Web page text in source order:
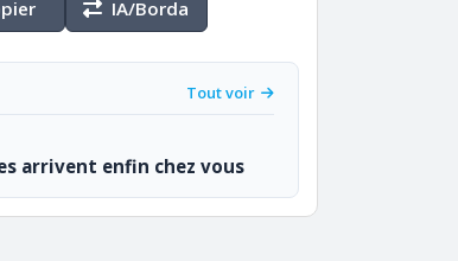
IA/Borda
Tout voir
arrivent enfin chez vous